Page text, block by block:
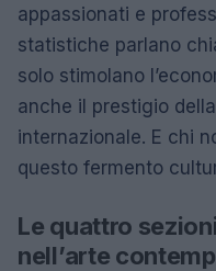
appassionati e
statistiche parlano
solo stimolano
anche il prestigio
internazionale. E chi
questo fermento
Le quattro
nell’arte